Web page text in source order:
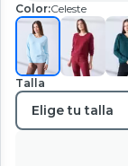
Color:Celeste
Talla